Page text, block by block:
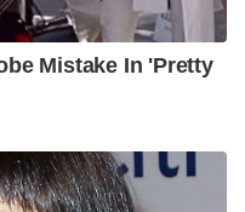
Mistake In 'Pretty